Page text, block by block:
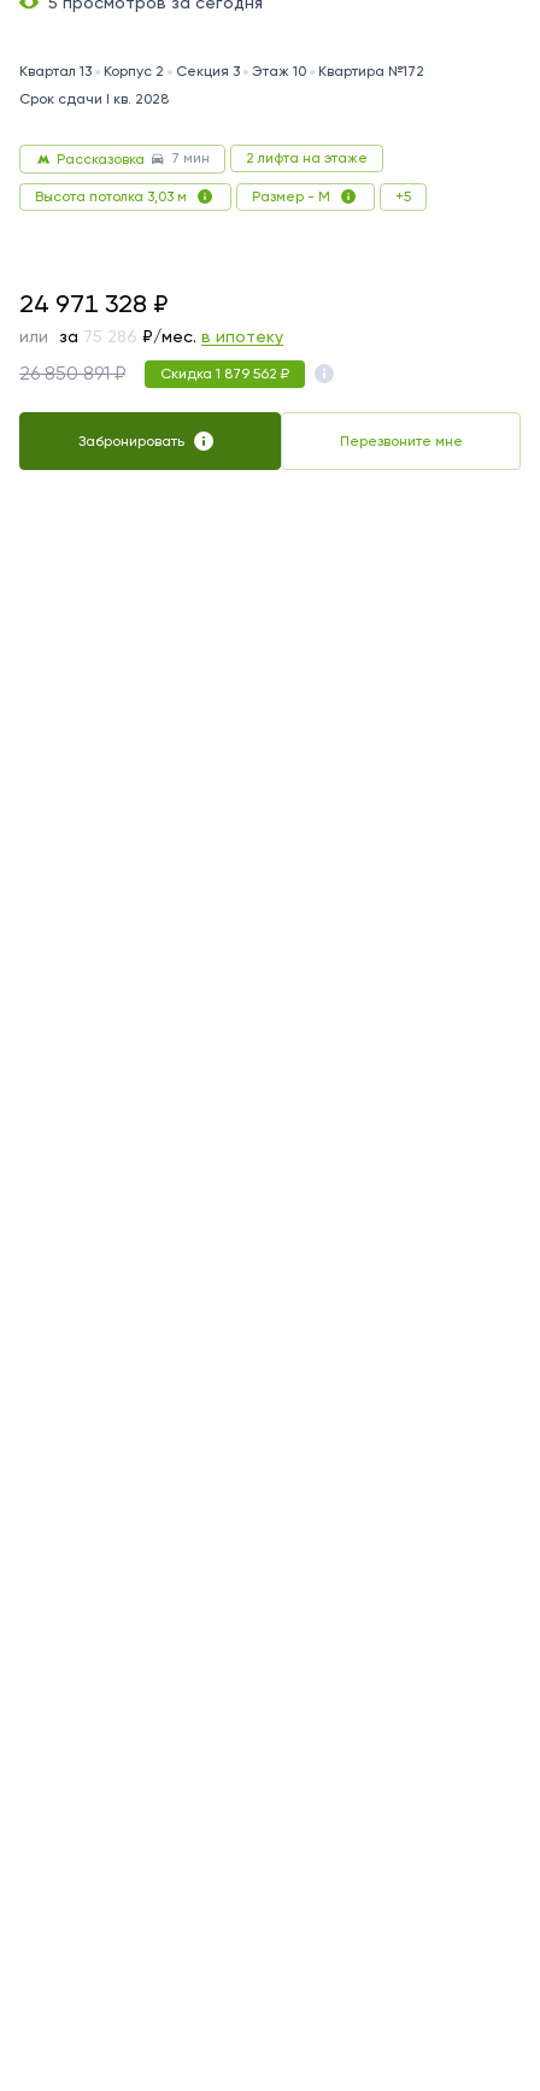
Квартал 13 Корпус 2 Секция 3 Этаж 10
Квартира №172
Срок сдачи I кв. 2028
Рассказовка 7 мин 2 лифта на этаже
Высота потолка 3,03 м Размер - M +5
24971328
24 971 328 ₽
или за 129 807₽/мес.в ипотеку
26 850 891 ₽ Скидка 1 879 562 ₽
Забронировать Перезвоните мне